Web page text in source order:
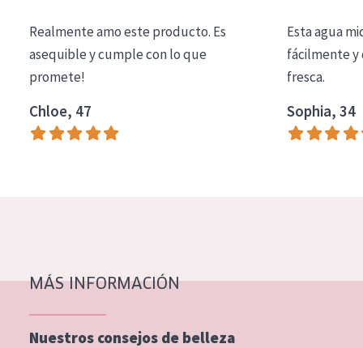
Essentials
Lift+
Expert
Piel madura
Piel menopáusica
Realmente amo este producto. Es
asequible y cumple con lo que
promete!
Chloe, 47
Esta agua
fácilmente y
fresca.
Sophia, 34
MÁS INFORMACIÓN
Nuestros consejos de belleza